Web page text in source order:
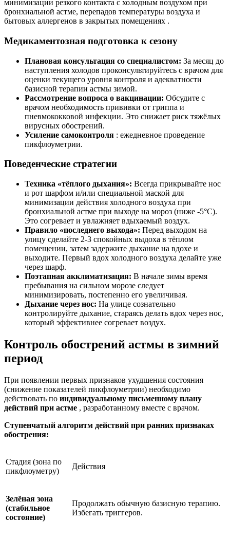
минимизации резкого контакта с холодным воздухом при
бронхиальной астме, перепадов температуры воздуха и
бытовых аллергенов в закрытых помещениях .
Медикаментозная подготовка к сезону
Плановая консультация со специалистом: За месяц до
наступления холодов проконсультируйтесь с врачом для
оценки текущего уровня контроля и адекватности
базисной терапии астмы зимой.
Рассмотрение вопроса о вакцинации: Обсудите с
врачом необходимость прививки от гриппа и
пневмококковой инфекции. Это снижает риск тяжёлых
вирусных обострений.
Усиление самоконтроля : ежедневное проведение
пикфлоуметрии.
Поведенческие стратегии
Техника «тёплого дыхания»: Всегда прикрывайте нос
и рот шарфом и/или специальной маской для
минимизации действия холодного воздуха при
бронхиальной астме при выходе на мороз (ниже -5°C).
Это согревает и увлажняет вдыхаемый воздух.
Правило «последнего выхода»: Перед выходом на
улицу сделайте 2-3 спокойных выдоха в тёплом
помещении, затем задержите дыхание на вдохе и
выходите. Первый вдох холодного воздуха делайте уже
через шарф.
Поэтапная акклиматизация: В начале зимы время
пребывания на сильном морозе следует
минимизировать, постепенно его увеличивая.
Дыхание через нос: На улице сознательно
контролируйте дыхание, стараясь делать вдох через нос,
который эффективнее согревает воздух.
Контроль обострений астмы в зимний
период
При появлении первых признаков ухудшения состояния
(снижение показателей пикфлоуметрии) необходимо
действовать по индивидуальному письменному плану
действий при астме , разработанному вместе с врачом.
Ступенчатый алгоритм действий при ранних признаках
обострения:
Стадия (зона по
пикфлоуметру)
Действия
Зелёная зона
(стабильное
состояние)
Продолжать обычную базисную терапию.
Избегать триггеров.